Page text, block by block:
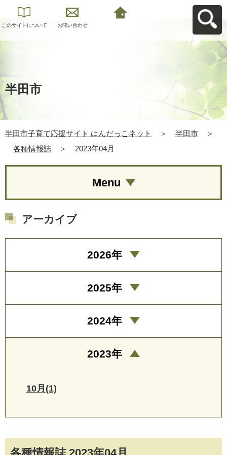
このサイトについて お問い合わせ
半田市
半田市子育て応援サイト はんだっこネット ＞ 半田市
＞
各種情報誌
＞ 2023年04月
Menu
アーカイブ
2026年
2025年
2024年
2023年
10月(1)